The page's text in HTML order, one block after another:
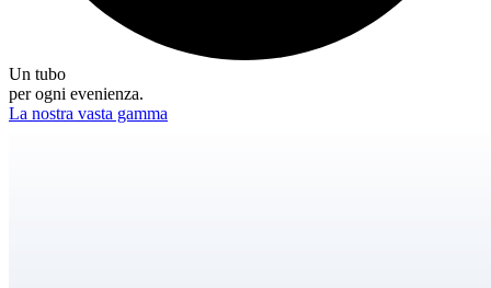
Un tubo
per ogni evenienza.
La nostra vasta gamma